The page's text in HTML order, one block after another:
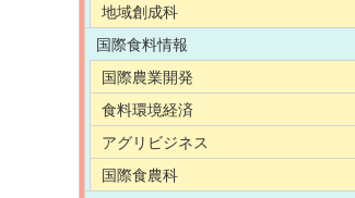
地域創成科
国際食料情報
国際農業開発
食料環境経済
アグリビジネス
国際食農科